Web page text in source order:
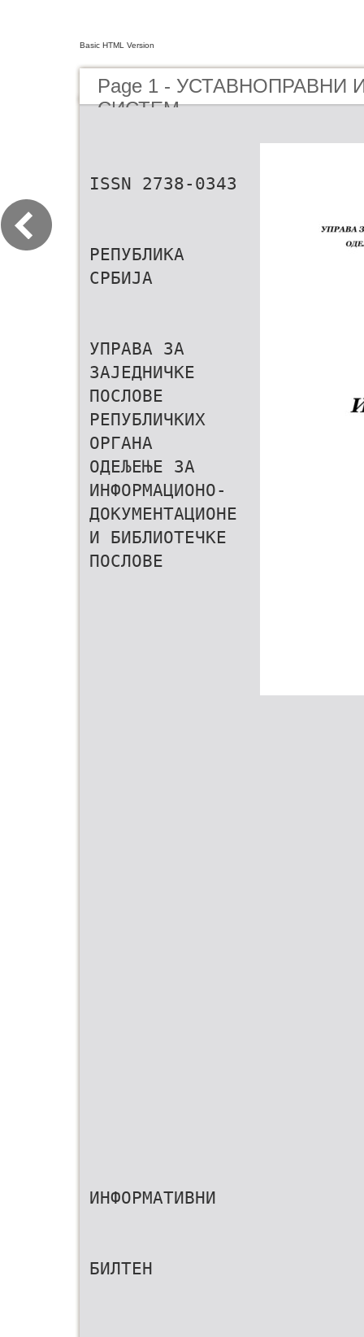
Basic HTML Version
Page 1 - УСТАВНОПРАВНИ
СИСТЕМ
ISSN 2738-0343
РЕПУБЛИКА
СРБИЈА
УПРАВА ЗА
ЗАЈЕДНИЧКЕ
ПОСЛОВЕ
РЕПУБЛИЧКИХ
ОРГАНА
ОДЕЉЕЊЕ ЗА
ИНФОРМАЦИОНО-
ДОКУМЕНТАЦИОНЕ
И БИБЛИОТЕЧКЕ
ПОСЛОВЕ
ИНФОРМАТИВНИ
БИЛТЕН